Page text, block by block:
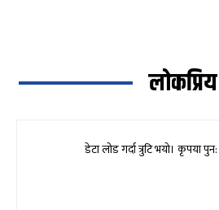
लोकप्रिय
डेटा लोड गर्दा त्रुटि भयो। कृपया पुन: